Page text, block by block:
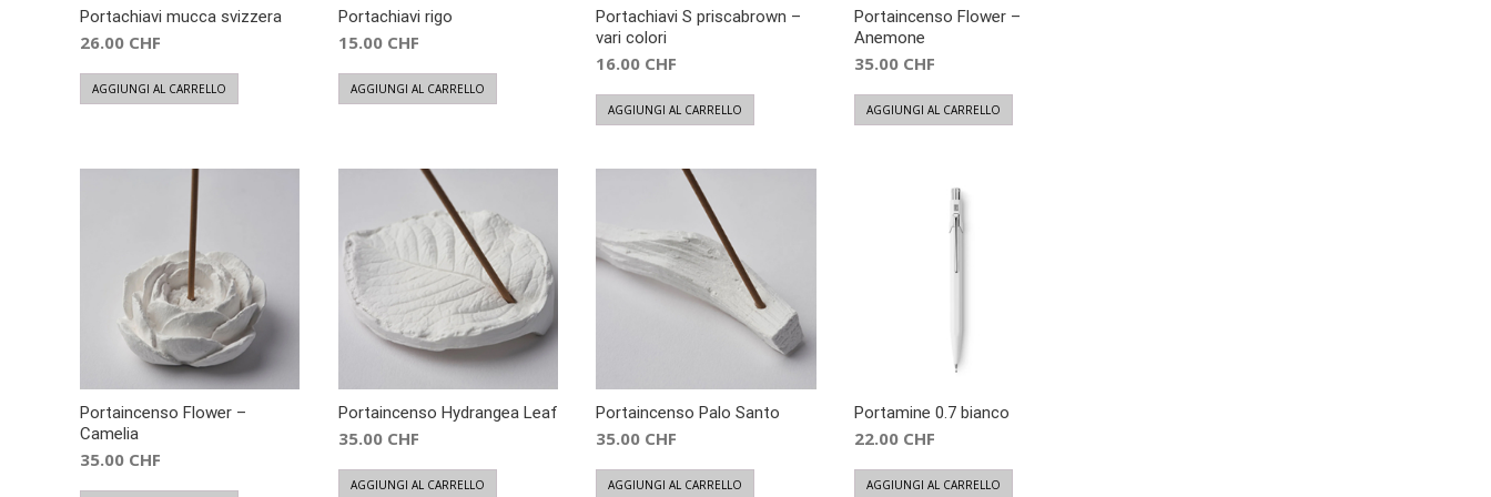
Portachiavi mucca svizzera
26.00 CHF
AGGIUNGI AL CARRELLO
Portachiavi rigo
15.00 CHF
AGGIUNGI AL CARRELLO
Portachiavi S priscabrown –
vari colori
16.00 CHF
AGGIUNGI AL CARRELLO
Portaincenso Flower –
Anemone
35.00 CHF
AGGIUNGI AL CARRELLO
Portaincenso Flower –
Camelia
35.00 CHF
Portaincenso Hydrangea Leaf
35.00 CHF
AGGIUNGI AL CARRELLO
Portaincenso Palo Santo
35.00 CHF
AGGIUNGI AL CARRELLO
Portamine 0.7 bianco
22.00 CHF
AGGIUNGI AL CARRELLO